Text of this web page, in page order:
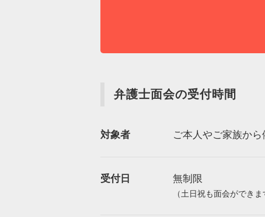
弁護士面会の受付時間
対象者 ご本人やご家族か
受付日 無制限
（土日祝も面会ができま